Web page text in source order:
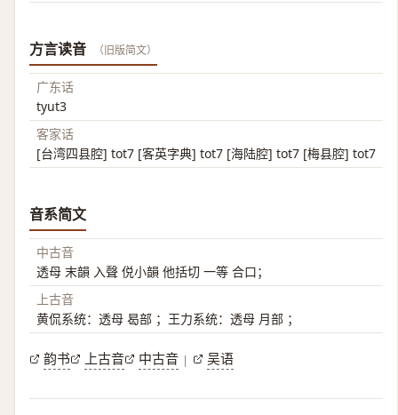
方言读音 （旧版简文）
广东话
tyut3
客家话
[台湾四县腔] tot7 [客英字典] tot7 [海陆腔] tot7 [梅县腔] tot7
音系简文
中古音
透母 末韻 入聲 侻小韻 他括切 一等 合口；
上古音
黄侃系统：透母 曷部 ；王力系统：透母 月部 ；
韵书 上古音 中古音 | 吴语